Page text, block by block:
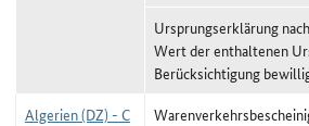
Ursprungserklärung
Wert der enthaltenen
Berücksichtigung
Algerien (DZ) - C